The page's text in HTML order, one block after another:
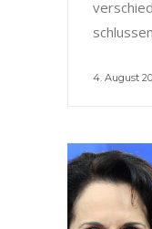
4. August